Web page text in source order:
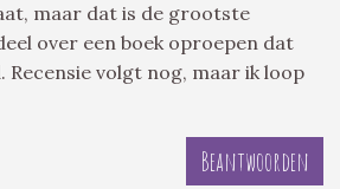
maar dat is de grootste
over een boek oproepen dat
volgt nog, maar ik loop
Beantwoorden